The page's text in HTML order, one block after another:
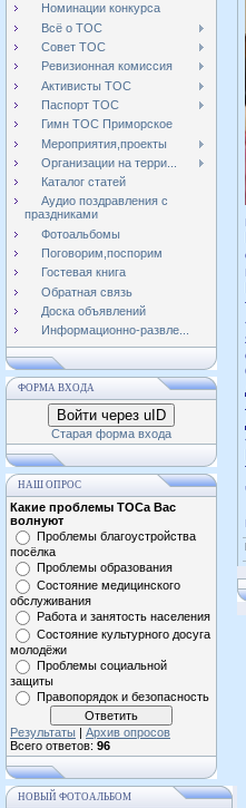
Номинации конкурса
Всё о ТОС
Совет ТОС
Ревизионная комиссия
Активисты ТОС
Паспорт ТОС
Гимн ТОС Приморское
Мероприятия,проекты
Организации на терри...
Каталог статей
Аудио поздравления с
праздниками
Фотоальбомы
Поговорим,поспорим
Гостевая книга
Обратная связь
Доска объявлений
Информационно-развле...
ФОРМА ВХОДА
Войти через uID
Старая форма входа
НАШ ОПРОС
Какие проблемы ТОСа Вас
волнуют
Проблемы благоустройства
посёлка
Проблемы образования
Состояние медицинского
обслуживания
Работа и занятость населения
Состояние культурного досуга
молодёжи
Проблемы социальной
защиты
Правопорядок и безопасность
Результаты | Архив опросов
Всего ответов: 96
НОВЫЙ ФОТОАЛЬБОМ